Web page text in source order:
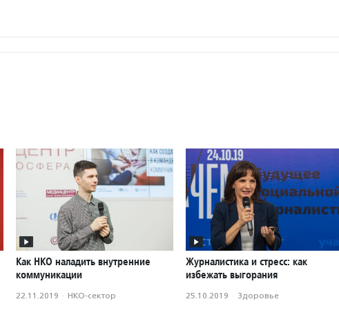
Как НКО наладить внутренние
коммуникации
22.11.2019 · НКО-сектор
Журналистика и стресс: как
избежать выгорания
25.10.2019 · Здоровье